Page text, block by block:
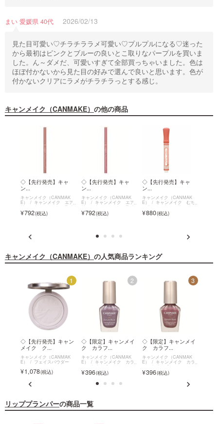
まい 愛媛県 40代 2026/02/13
見た目可愛い♡チラチララメ可愛い♡プルプルになる♡迷った
から最初はピンクとブルーの良いとこ取りなパープルを買いま
した。ん～ダメだ、可愛いすぎて全部買っちゃいました。色は
ほぼ付かないから見た目の好みで選んで良いと思います。色が
付かないクリアにラメがチラチラっとする感じ。
キャンメイク（CANMAKE） の他の商品
◇【先行発売】キャ
ン...
キャンメイク（CANMAK
E） キャンメイク エア
リーエクステンションライ
ナー792
◇【先行発売】キャ
ン...
キャンメイク（CANMAK
E） キャンメイク エア
リーエクステンションライ
ナー792
◇【先行発売】キャ
ン...
キャンメイク（CANMAK
E） キャンメイク むち
ぷるティント～シアーバー
ム～880
キャンメイク（CANMAKE） の人気商品ランキング
1
◇【先行発売】キャン
メイク ク...
キャンメイク（CANMAK
E） フェイスパウダー
1,078
2
◇【限定】キャンメイ
ク カラフ...
キャンメイク（CANMAK
E） キャンメイク カラ
フルネイルズ
396
3
◇【限定】キャンメイ
ク カラフ...
キャンメイク（CANMAK
E） キャンメイク カラ
フルネイルズ
396
リッププランパーの商品一覧